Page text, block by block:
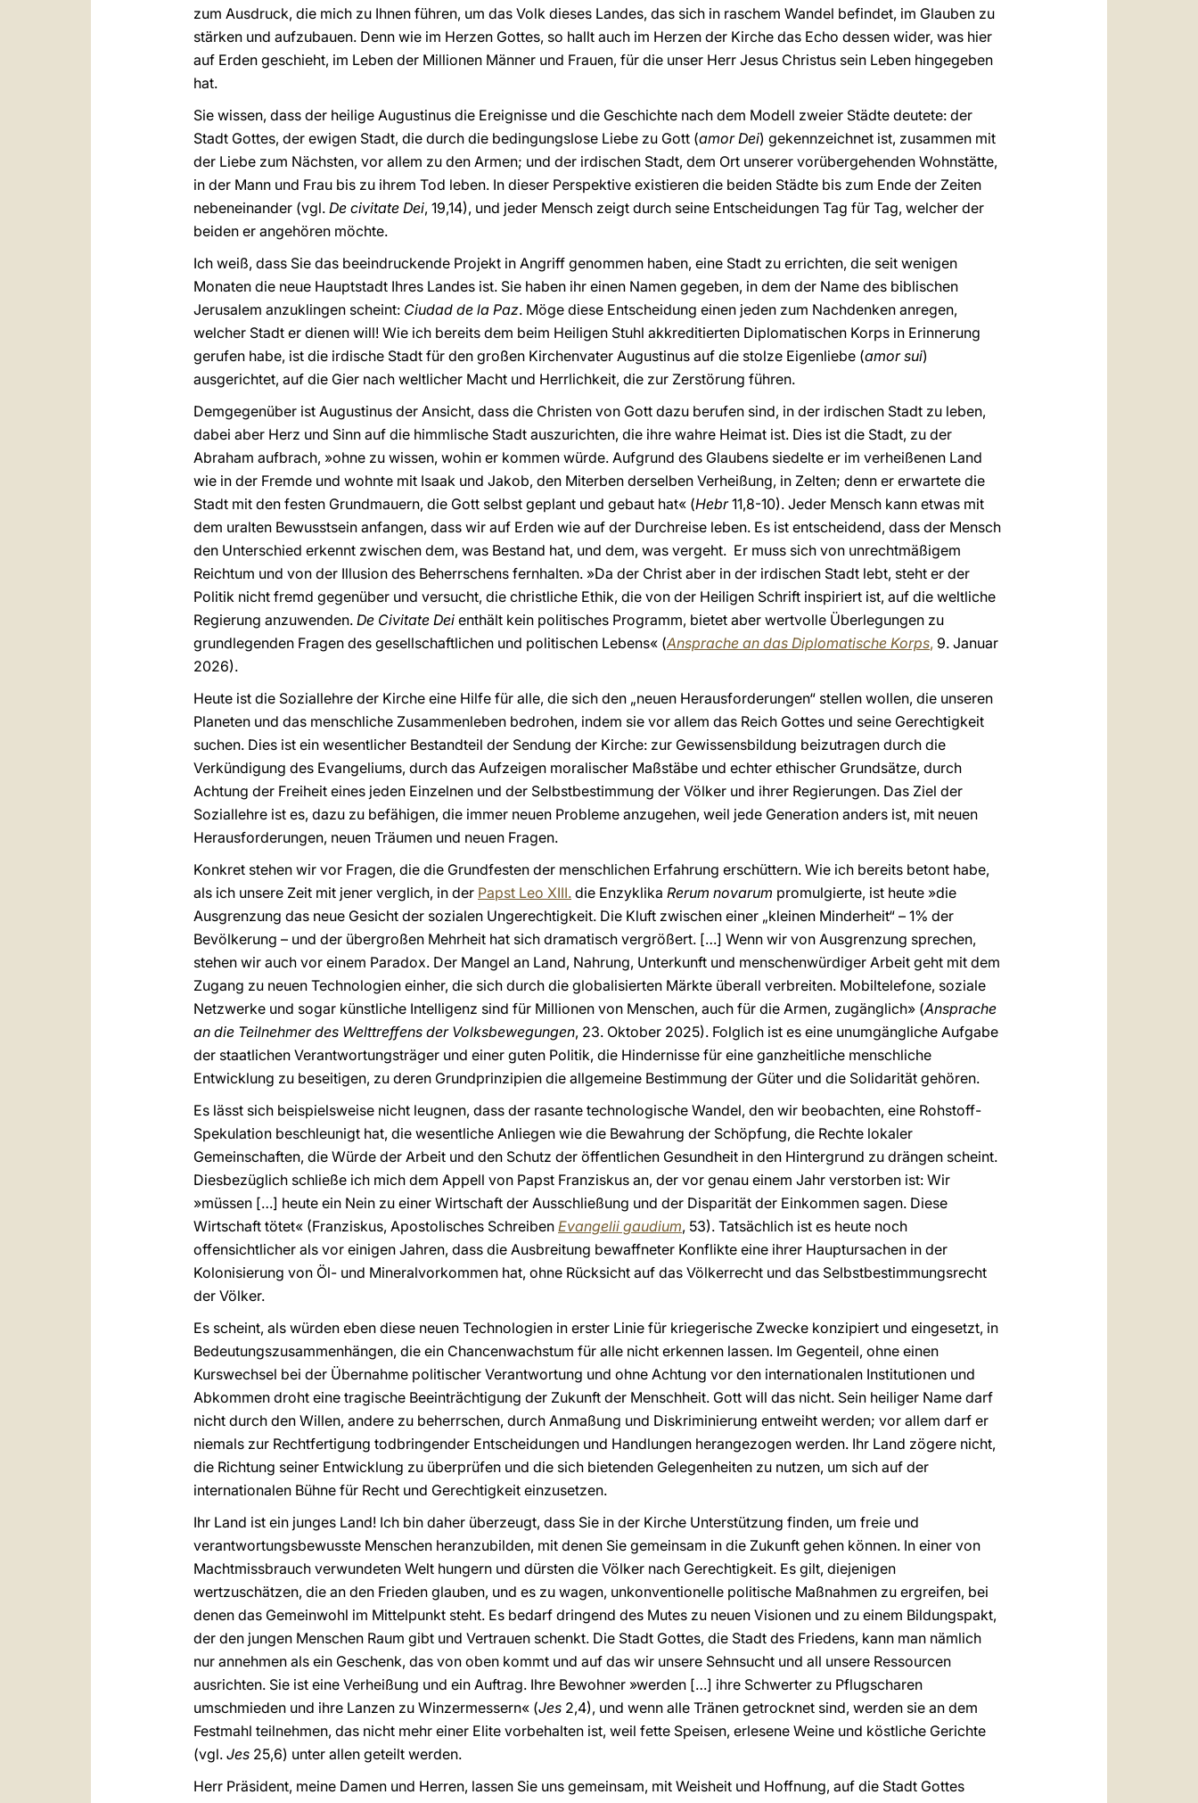
zum Ausdruck, die mich zu Ihnen führen, um das Volk dieses Landes, das sich in raschem Wandel befindet, im Glauben zu
stärken und aufzubauen. Denn wie im Herzen Gottes, so hallt auch im Herzen der Kirche das Echo dessen wider, was hier
auf Erden geschieht, im Leben der Millionen Männer und Frauen, für die unser Herr Jesus Christus sein Leben hingegeben
hat.
Sie wissen, dass der heilige Augustinus die Ereignisse und die Geschichte nach dem Modell zweier Städte deutete: der
Stadt Gottes, der ewigen Stadt, die durch die bedingungslose Liebe zu Gott (amor Dei) gekennzeichnet ist, zusammen mit
der Liebe zum Nächsten, vor allem zu den Armen; und der irdischen Stadt, dem Ort unserer vorübergehenden Wohnstätte,
in der Mann und Frau bis zu ihrem Tod leben. In dieser Perspektive existieren die beiden Städte bis zum Ende der Zeiten
nebeneinander (vgl. De civitate Dei, 19,14), und jeder Mensch zeigt durch seine Entscheidungen Tag für Tag, welcher der
beiden er angehören möchte.
Ich weiß, dass Sie das beeindruckende Projekt in Angriff genommen haben, eine Stadt zu errichten, die seit wenigen
Monaten die neue Hauptstadt Ihres Landes ist. Sie haben ihr einen Namen gegeben, in dem der Name des biblischen
Jerusalem anzuklingen scheint: Ciudad de la Paz. Möge diese Entscheidung einen jeden zum Nachdenken anregen,
welcher Stadt er dienen will! Wie ich bereits dem beim Heiligen Stuhl akkreditierten Diplomatischen Korps in Erinnerung
gerufen habe, ist die irdische Stadt für den großen Kirchenvater Augustinus auf die stolze Eigenliebe (amor sui)
ausgerichtet, auf die Gier nach weltlicher Macht und Herrlichkeit, die zur Zerstörung führen.
Demgegenüber ist Augustinus der Ansicht, dass die Christen von Gott dazu berufen sind, in der irdischen Stadt zu leben,
dabei aber Herz und Sinn auf die himmlische Stadt auszurichten, die ihre wahre Heimat ist. Dies ist die Stadt, zu der
Abraham aufbrach, »ohne zu wissen, wohin er kommen würde. Aufgrund des Glaubens siedelte er im verheißenen Land
wie in der Fremde und wohnte mit Isaak und Jakob, den Miterben derselben Verheißung, in Zelten; denn er erwartete die
Stadt mit den festen Grundmauern, die Gott selbst geplant und gebaut hat« (Hebr11,8-10). Jeder Mensch kann etwas mit
dem uralten Bewusstsein anfangen, dass wir auf Erden wie auf der Durchreise leben. Es ist entscheidend, dass der Mensch
den Unterschied erkennt zwischen dem, was Bestand hat, und dem, was vergeht. Er muss sich von unrechtmäßigem
Reichtum und von der Illusion des Beherrschens fernhalten. »Da der Christ aber in der irdischen Stadt lebt, steht er der
Politik nicht fremd gegenüber und versucht, die christliche Ethik, die von der Heiligen Schrift inspiriert ist, auf die weltliche
Regierung anzuwenden. De Civitate Dei enthält kein politisches Programm, bietet aber wertvolle Überlegungen zu
grundlegenden Fragen des gesellschaftlichen und politischen Lebens« (Ansprache an das Diplomatische Korps, 9. Januar
2026).
Heute ist die Soziallehre der Kirche eine Hilfe für alle, die sich den „neuen Herausforderungen“ stellen wollen, die unseren
Planeten und das menschliche Zusammenleben bedrohen, indem sie vor allem das Reich Gottes und seine Gerechtigkeit
suchen. Dies ist ein wesentlicher Bestandteil der Sendung der Kirche: zur Gewissensbildung beizutragen durch die
Verkündigung des Evangeliums, durch das Aufzeigen moralischer Maßstäbe und echter ethischer Grundsätze, durch
Achtung der Freiheit eines jeden Einzelnen und der Selbstbestimmung der Völker und ihrer Regierungen. Das Ziel der
Soziallehre ist es, dazu zu befähigen, die immer neuen Probleme anzugehen, weil jede Generation anders ist, mit neuen
Herausforderungen, neuen Träumen und neuen Fragen.
Konkret stehen wir vor Fragen, die die Grundfesten der menschlichen Erfahrung erschüttern. Wie ich bereits betont habe,
als ich unsere Zeit mit jener verglich, in der Papst Leo XIII. die Enzyklika Rerum novarum promulgierte, ist heute »die
Ausgrenzung das neue Gesicht der sozialen Ungerechtigkeit. Die Kluft zwischen einer „kleinen Minderheit“ – 1% der
Bevölkerung – und der übergroßen Mehrheit hat sich dramatisch vergrößert. […] Wenn wir von Ausgrenzung sprechen,
stehen wir auch vor einem Paradox. Der Mangel an Land, Nahrung, Unterkunft und menschenwürdiger Arbeit geht mit dem
Zugang zu neuen Technologien einher, die sich durch die globalisierten Märkte überall verbreiten. Mobiltelefone, soziale
Netzwerke und sogar künstliche Intelligenz sind für Millionen von Menschen, auch für die Armen, zugänglich» (Ansprache
an die Teilnehmer des Welttreffens der Volksbewegungen, 23. Oktober 2025). Folglich ist es eine unumgängliche Aufgabe
der staatlichen Verantwortungsträger und einer guten Politik, die Hindernisse für eine ganzheitliche menschliche
Entwicklung zu beseitigen, zu deren Grundprinzipien die allgemeine Bestimmung der Güter und die Solidarität gehören.
Es lässt sich beispielsweise nicht leugnen, dass der rasante technologische Wandel, den wir beobachten, eine Rohstoff-
Spekulation beschleunigt hat, die wesentliche Anliegen wie die Bewahrung der Schöpfung, die Rechte lokaler
Gemeinschaften, die Würde der Arbeit und den Schutz der öffentlichen Gesundheit in den Hintergrund zu drängen scheint.
Diesbezüglich schließe ich mich dem Appell von Papst Franziskus an, der vor genau einem Jahr verstorben ist: Wir
»müssen […] heute ein Nein zu einer Wirtschaft der Ausschließung und der Disparität der Einkommen sagen. Diese
Wirtschaft tötet« (Franziskus, Apostolisches Schreiben Evangelii gaudium, 53). Tatsächlich ist es heute noch
offensichtlicher als vor einigen Jahren, dass die Ausbreitung bewaffneter Konflikte eine ihrer Hauptursachen in der
Kolonisierung von Öl- und Mineralvorkommen hat, ohne Rücksicht auf das Völkerrecht und das Selbstbestimmungsrecht
der Völker.
Es scheint, als würden eben diese neuen Technologien in erster Linie für kriegerische Zwecke konzipiert und eingesetzt, in
Bedeutungszusammenhängen, die ein Chancenwachstum für alle nicht erkennen lassen. Im Gegenteil, ohne einen
Kurswechsel bei der Übernahme politischer Verantwortung und ohne Achtung vor den internationalen Institutionen und
Abkommen droht eine tragische Beeinträchtigung der Zukunft der Menschheit. Gott will das nicht. Sein heiliger Name darf
nicht durch den Willen, andere zu beherrschen, durch Anmaßung und Diskriminierung entweiht werden; vor allem darf er
niemals zur Rechtfertigung todbringender Entscheidungen und Handlungen herangezogen werden. Ihr Land zögere nicht,
die Richtung seiner Entwicklung zu überprüfen und die sich bietenden Gelegenheiten zu nutzen, um sich auf der
internationalen Bühne für Recht und Gerechtigkeit einzusetzen.
Ihr Land ist ein junges Land! Ich bin daher überzeugt, dass Sie in der Kirche Unterstützung finden, um freie und
verantwortungsbewusste Menschen heranzubilden, mit denen Sie gemeinsam in die Zukunft gehen können. In einer von
Machtmissbrauch verwundeten Welt hungern und dürsten die Völker nach Gerechtigkeit. Es gilt, diejenigen
wertzuschätzen, die an den Frieden glauben, und es zu wagen, unkonventionelle politische Maßnahmen zu ergreifen, bei
denen das Gemeinwohl im Mittelpunkt steht. Es bedarf dringend des Mutes zu neuen Visionen und zu einem Bildungspakt,
der den jungen Menschen Raum gibt und Vertrauen schenkt. Die Stadt Gottes, die Stadt des Friedens, kann man nämlich
nur annehmen als ein Geschenk, das von oben kommt und auf das wir unsere Sehnsucht und all unsere Ressourcen
ausrichten. Sie ist eine Verheißung und ein Auftrag. Ihre Bewohner »werden […] ihre Schwerter zu Pflugscharen
umschmieden und ihre Lanzen zu Winzermessern« (Jes 2,4), und wenn alle Tränen getrocknet sind, werden sie an dem
Festmahl teilnehmen, das nicht mehr einer Elite vorbehalten ist, weil fette Speisen, erlesene Weine und köstliche Gerichte
(vgl. Jes 25,6) unter allen geteilt werden.
Herr Präsident, meine Damen und Herren, lassen Sie uns gemeinsam, mit Weisheit und Hoffnung, auf die Stadt Gottes